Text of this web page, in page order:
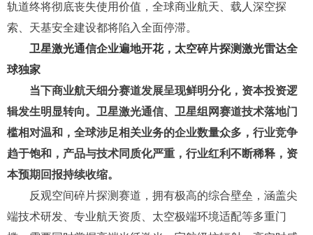
轨道终将彻底丧失使用价值，全球商业航天、载人深空探
索、天基安全建设都将陷入全面停滞。
卫星激光通信企业遍地开花，太空碎片探测激光雷达全
球独家
当下商业航天细分赛道发展呈现鲜明分化，资本投资逻
辑发生明显转向。卫星激光通信、卫星组网赛道技术落地门
槛相对温和，全球涉足相关业务的企业数量众多，行业竞争
趋于饱和，产品与技术同质化严重，行业红利不断稀释，资
本预期回报持续收缩。
反观空间碎片探测赛道 ，拥有极高的综合壁垒，涵盖尖
端技术研发、专业航天资质、太空极端环境适配等多重门